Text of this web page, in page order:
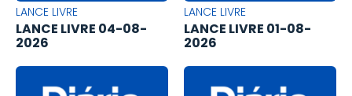
LANCE LIVRE
LANCE LIVRE 04-08-
2026
LANCE LIVRE
LANCE LIVRE 01-08-
2026